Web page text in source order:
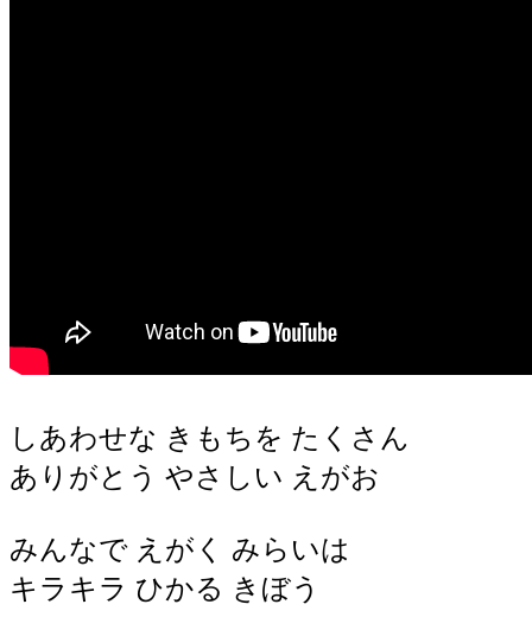
しあわせな きもちを たくさん
ありがとう やさしい えがお
みんなで えがく みらいは
キラキラ ひかる きぼう